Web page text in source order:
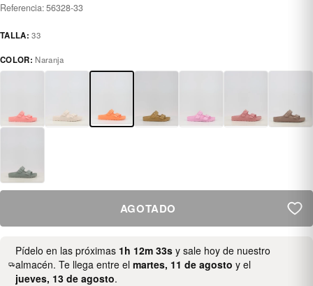
Referencia:56328-33
TALLA:33
COLOR: Naranja
AGOTADO
Pídelo en las próximas 1h 12m 33sy sale hoy de nuestro
almacén. Te llega entre el martes, 11 de agosto y el
jueves, 13 de agosto.